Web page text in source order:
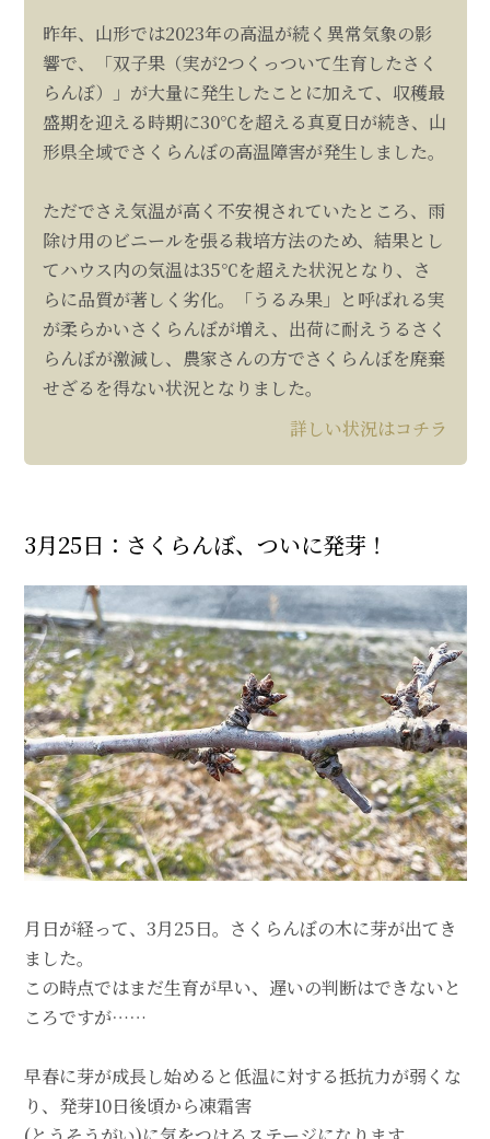
昨年、山形では2023年の高温が続く異常気象の影
響で、「双子果（実が2つくっついて生育したさく
らんぼ）」が大量に発生したことに加えて、収穫最
盛期を迎える時期に30℃を超える真夏日が続き、山
形県全域でさくらんぼの高温障害が発生しました。
ただでさえ気温が高く不安視されていたところ、雨
除け用のビニールを張る栽培方法のため、結果とし
てハウス内の気温は35℃を超えた状況となり、さ
らに品質が著しく劣化。「うるみ果」と呼ばれる実
が柔らかいさくらんぼが増え、出荷に耐えうるさく
らんぼが激減し、農家さんの方でさくらんぼを廃棄
せざるを得ない状況となりました。
詳しい状況はコチラ
3月25日：さくらんぼ、ついに発芽！
月日が経って、3月25日。さくらんぼの木に芽が出てき
ました。
この時点ではまだ生育が早い、遅いの判断はできないと
ころですが……
早春に芽が成長し始めると低温に対する抵抗力が弱くな
り、発芽10日後頃から凍霜害